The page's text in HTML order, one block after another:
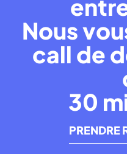
Nous
call de
30
PRENDRE